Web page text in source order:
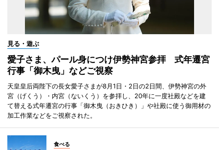
見る・遊ぶ
愛子さま、パール身につけ伊勢神宮参拝 式年遷宮
行事「御木曳」などご視察
天皇皇后両陛下の長女愛子さまが8月1日・2日の2日間、伊勢神宮の外
宮（げくう）・内宮（ないくう）を参拝し、20年に一度社殿などを建
て替える式年遷宮の行事「御木曳（おきひき）」や社殿に使う御用材の
加工作業などをご視察された。
食べる